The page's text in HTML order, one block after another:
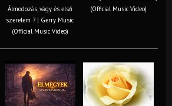
Álmodozás, vágy és első
szerelem ? | Gerry Music
(Official Music Video)
(Official Music Video)